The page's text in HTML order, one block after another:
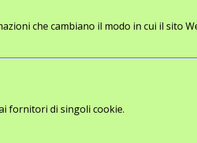
che cambiano il modo in cui il sito
fornitori di singoli cookie.